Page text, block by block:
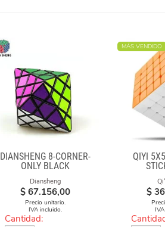
DIANSHENG 8-CORNER-
ONLY BLACK
Diansheng
$ 67.156,00
Precio unitario.
IVA incluido.
Cantidad:
MÁS VENDIDO
QIYI
$